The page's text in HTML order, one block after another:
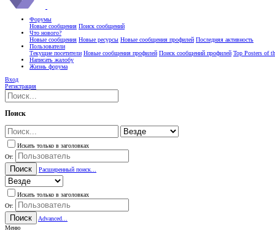
Форумы
Новые сообщения Поиск сообщений
Что нового?
Новые сообщения Новые ресурсы Новые сообщения профилей Последняя активность
Пользователи
Текущие посетители Новые сообщения профилей Поиск сообщений профилей Top Posters of
Написать жалобу
Жизнь форума
Вход
Регистрация
Поиск
Искать только в заголовках
От:
Поиск Расширенный поиск...
Искать только в заголовках
От:
Поиск
Advanced...
Меню